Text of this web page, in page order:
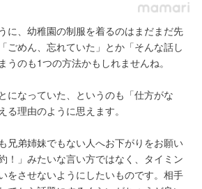
に、幼稚園の制服を着るのはまだまだ先
ごめん、忘れていた」とか「そんな話し
うのも1つの方法かもしれませんね。
になっていた、というのも「仕方がな
る理由のように思えます。
兄弟姉妹でもない人へお下がりをお願い
！」みたいな言い方ではなく、タイミン
をさせないようにしたいものです。相手